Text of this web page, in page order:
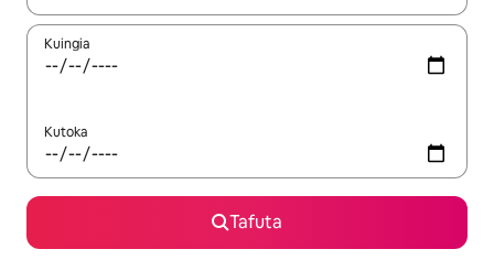
Kuingia
Kutoka
Tafuta